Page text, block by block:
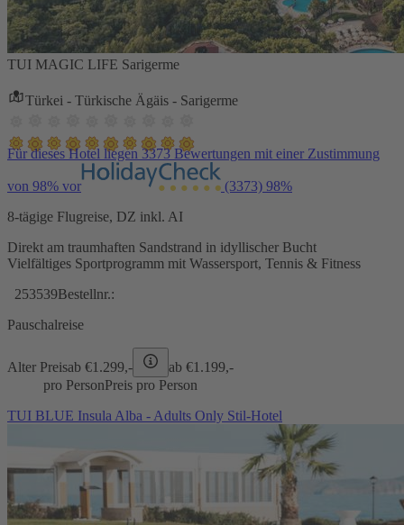
TUI MAGIC LIFE Sarigerme
Türkei - Türkische Ägäis - Sarigerme
Für dieses Hotel liegen 3373 Bewertungen mit einer Zustimmung
von 98% vor (3373) 98%
8-tägige Flugreise, DZ inkl. AI
Direkt am traumhaften Sandstrand in idyllischer Bucht
Vielfältiges Sportprogramm mit Wassersport, Tennis & Fitness
253539Bestellnr.:
Pauschalreise
Alter Preisab €1.299,- ab €1.199,-
pro PersonPreis pro Person
TUI BLUE Insula Alba - Adults Only Stil-Hotel